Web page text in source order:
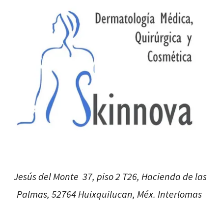
Jesús del Monte 37, piso 2 T26, Hacienda de las
Palmas, 52764 Huixquilucan, Méx. Interlomas